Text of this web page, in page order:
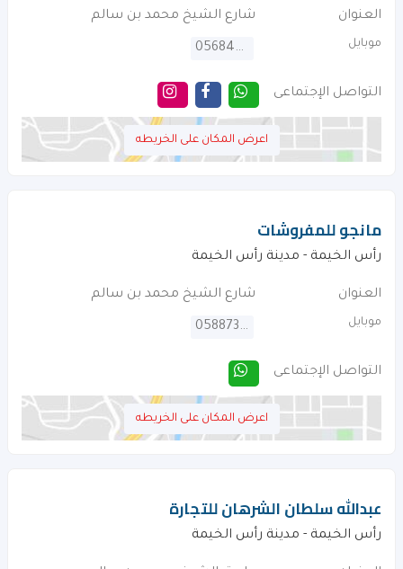
العنوان شارع الشيخ محمد بن سالم
موبايل 0568492942
التواصل الإجتماعى
اعرض المكان على الخريطه
مانجو للمفروشات
رأس الخيمة - مدينة رأس الخيمة
العنوان شارع الشيخ محمد بن سالم
موبايل 0588736454
التواصل الإجتماعى
اعرض المكان على الخريطه
عبدالله سلطان الشرهان للتجارة
رأس الخيمة - مدينة رأس الخيمة